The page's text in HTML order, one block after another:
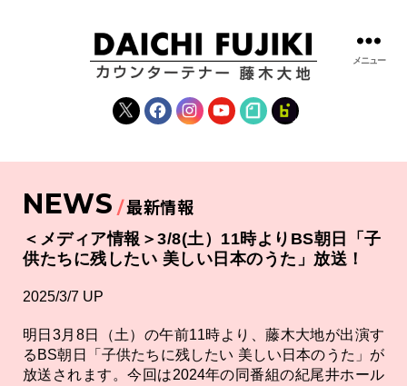
木
大
|
WEBSITE
X FacebookInstagramYouTube
note fanclub
メニュー
NEWS 最新情報
＜メディア情報＞3/8(土）11時よりBS朝日「子
供たちに残したい 美しい日本のうた」放送！
2025/3/7 UP
明日3月8日（土）の午前11時より、藤木大地が出演す
るBS朝日「子供たちに残したい 美しい日本のうた」が
放送されます。今回は2024年の同番組の紀尾井ホール